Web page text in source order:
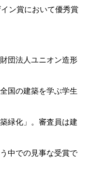
ン賞において優秀賞
団法人ユニオン造形
国の建築を学ぶ学生
緑化」。審査員は建
中での見事な受賞で